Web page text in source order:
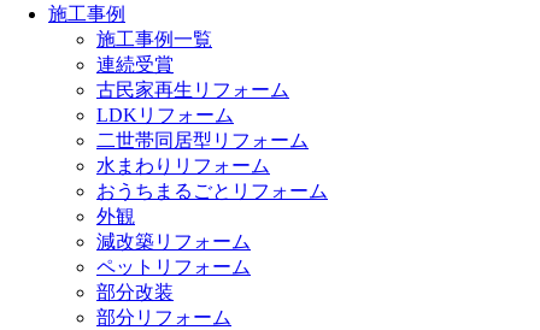
施工事例
施工事例一覧
連続受賞
古民家再生リフォーム
LDKリフォーム
二世帯同居型リフォーム
水まわりリフォーム
おうちまるごとリフォーム
外観
減改築リフォーム
ペットリフォーム
部分改装
部分リフォーム